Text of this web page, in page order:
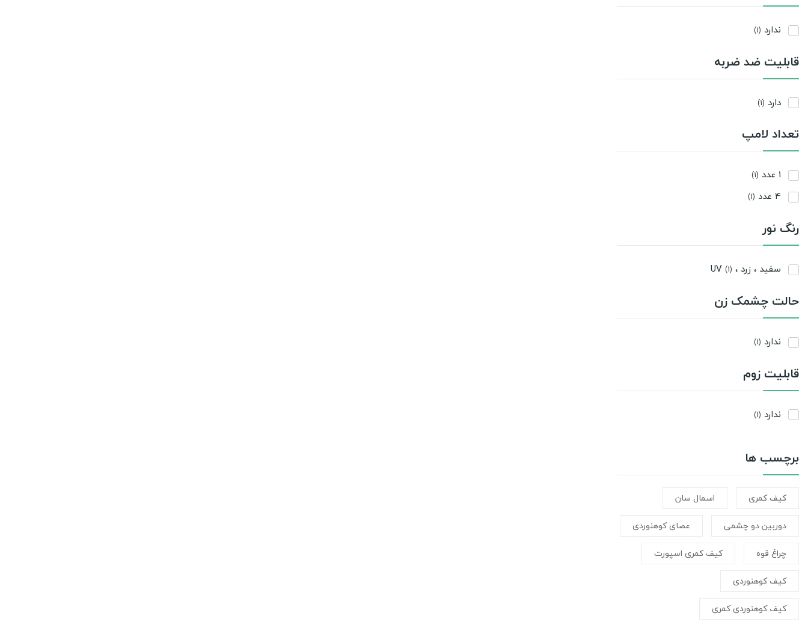
ندارد (1)
قابلیت ضد ضربه
دارد (1)
تعداد لامپ
1 عدد (1)
4 عدد (1)
رنگ نور
سفید ، زرد ، UV (1)
حالت چشمک زن
ندارد (1)
قابلیت زوم
ندارد (1)
برچسب ها
کیف کمری
اسمال سان
دوربین دو چشمی
عصای کوهنوردی
چراغ قوه
کیف کمری اسپورت
کیف کوهنوردی
کیف کوهنوردی کمری